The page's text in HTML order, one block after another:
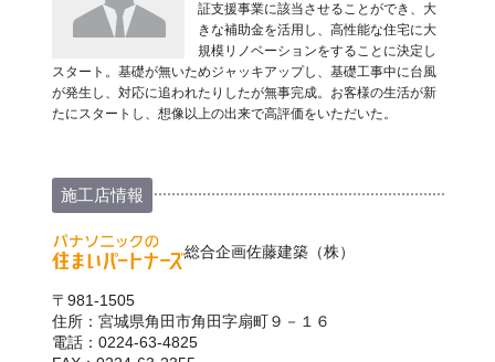
証支援事業に該当させることができ、大
きな補助金を活用し、高性能な住宅に大
規模リノベーションをすることに決定し
スタート。基礎が無いためジャッキアップし、基礎工事中に台風
が発生し、対応に追われたりしたが無事完成。お客様の生活が新
たにスタートし、想像以上の出来で高評価をいただいた。
施工店情報
総合企画佐藤建築（株）
〒981-1505
住所：宮城県角田市角田字扇町９－１６
電話：0224-63-4825